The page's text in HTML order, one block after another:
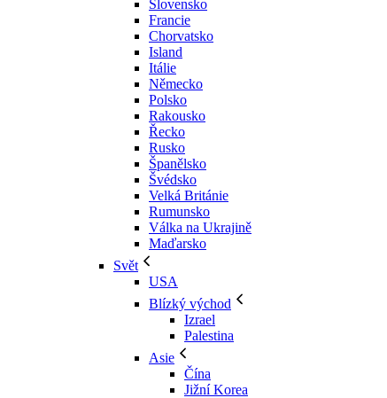
Slovensko
Francie
Chorvatsko
Island
Itálie
Německo
Polsko
Rakousko
Řecko
Rusko
Španělsko
Švédsko
Velká Británie
Rumunsko
Válka na Ukrajině
Maďarsko
Svět
USA
Blízký východ
Izrael
Palestina
Asie
Čína
Jižní Korea